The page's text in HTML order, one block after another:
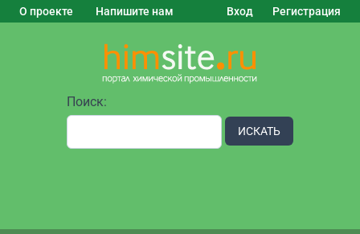
О проекте Напишите нам Вход Регистрация
Поиск:
ИСКАТЬ